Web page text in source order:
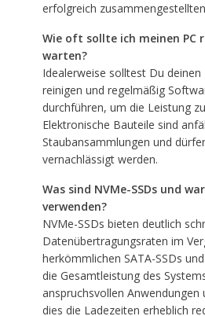
erfolgreich
Wie oft sollte ich meinen PC
warten?
Idealerweise solltest Du
reinigen und regelmäßig
durchführen, um die Leistung
Elektronische Bauteile sind
Staubansammlungen und
vernachlässigt werden.
Was sind NVMe-SSDs und
verwenden?
NVMe-SSDs bieten deutlich
Datenübertragungsraten im
herkömmlichen SATA-SSDs
die Gesamtleistung des
anspruchsvollen Anwendungen
dies die Ladezeiten erheblich